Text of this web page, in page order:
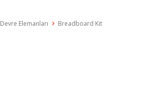
Devre Elemanları Breadboard Kit